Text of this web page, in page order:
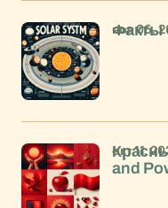
Факты
ноя 06,
and
окт 11,